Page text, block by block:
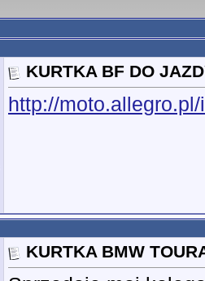
KURTKA BF DO
http://
KURTKA BMW